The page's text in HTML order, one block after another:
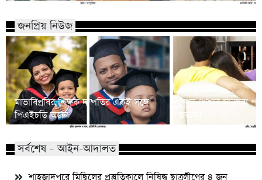
জনপ্রিয় নিউজ
মাভাবিপ্রবির শিক্ষক দম্পতির একই সঙ্গে
পিএইচডি অর্জন
কোন পেশার মানুষরা
জড়ান?
সর্বশেষ - আইন-আদালত
শাহজাদপুরে মিছিলের প্রস্তুতিকালে নিষিদ্ধ ছাত্রলীগের ৪ জন